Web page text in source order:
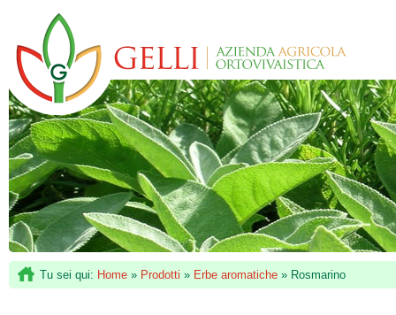
Tu sei qui: Home » Prodotti » Erbe aromatiche » Rosmarino